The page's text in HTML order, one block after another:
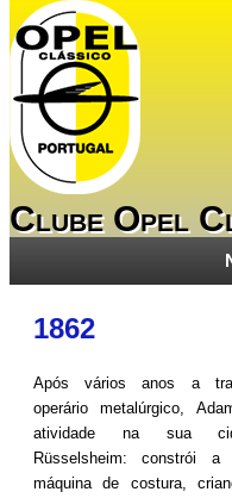
Clube Opel
1862
Após vários anos a
operário metalúrgico,
atividade na sua
Rüsselsheim: constrói a
máquina de costura,